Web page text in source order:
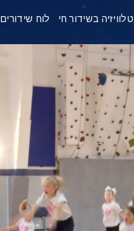
טלוויזיה בשידור חי לוח שידורים